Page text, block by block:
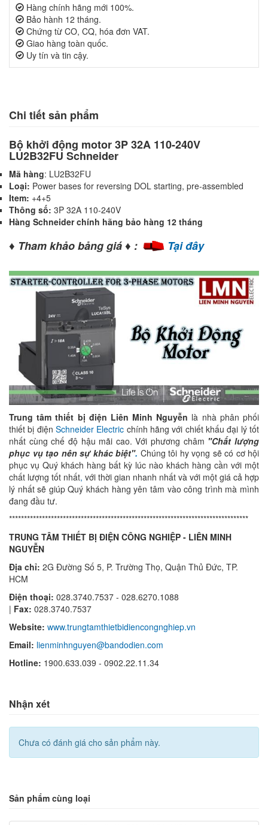
Hàng chính hãng mới 100%.
Bảo hành 12 tháng.
Chứng từ CO, CQ, hóa đơn VAT.
Giao hàng toàn quốc.
Uy tín và tin cậy.
Chi tiết sản phẩm
Bộ khởi động motor 3P 32A 110-240V
LU2B32FU Schneider
Mã hàng: LU2B32FU
Loại: Power bases for reversing DOL starting, pre-assembled
Item: +4+5
Thông số: 3P 32A 110-240V
Hàng Schneider chính hãng bảo hàng 12 tháng
♦ Tham khảo bảng giá♦ : Tại đây
Trung tâm thiết bị điện Liên Minh Nguyễn là nhà phân phối
thiết bị điện Schneider Electric chính hãng với chiết khấu đại lý tốt
nhất cùng chế độ hậu mãi cao. Với phương châm "Chất lượng
phục vụ tạo nên sự khác biệt". Chúng tôi hy vọng sẽ có cơ hội
phục vụ Quý khách hàng bất kỳ lúc nào khách hàng cần với một
chất lượng tốt nhất, với thời gian nhanh nhất và với một giá cả hợp
lý nhất sẽ giúp Quý khách hàng yên tâm vào công trình mà mình
đang đầu tư.
********************************************************************************
TRUNG TÂM THIẾT BỊ ĐIỆN CÔNG NGHIỆP - LIÊN MINH
NGUYỄN
Địa chỉ: 2G Đường Số 5, P. Trường Thọ, Quận Thủ Đức, TP.
HCM
Điện thoại: 028.3740.7537 - 028.6270.1088
| Fax: 028.3740.7537
Website: www.trungtamthietbidiencongnghiep.vn
Email: lienminhnguyen@bandodien.com
Hotline: 1900.633.039 - 0902.22.11.34
Nhận xét
Chưa có đánh giá cho sản phẩm này.
Sản phẩm cùng loại